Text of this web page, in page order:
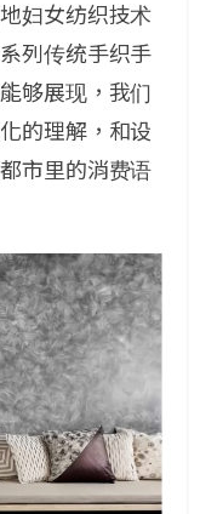
妇女纺织技术
列传统手织手
够展现，我们
的理解，和设
市里的消费语